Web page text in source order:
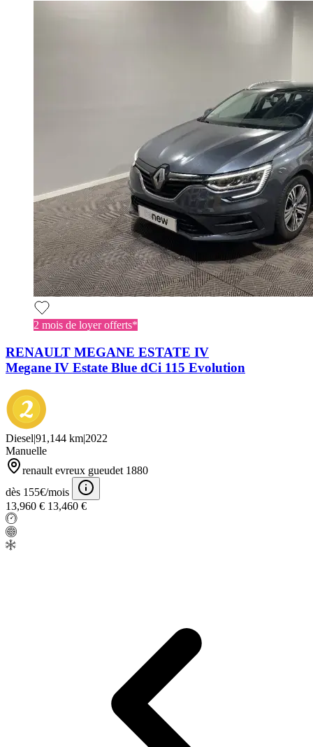
2 mois de loyer offerts*
RENAULT MEGANE ESTATE IV
Megane IV Estate Blue dCi 115 Evolution
Diesel|91,144 km|2022
Manuelle
renault evreux gueudet 1880
dès 155€/mois
13,960 € 13,460 €